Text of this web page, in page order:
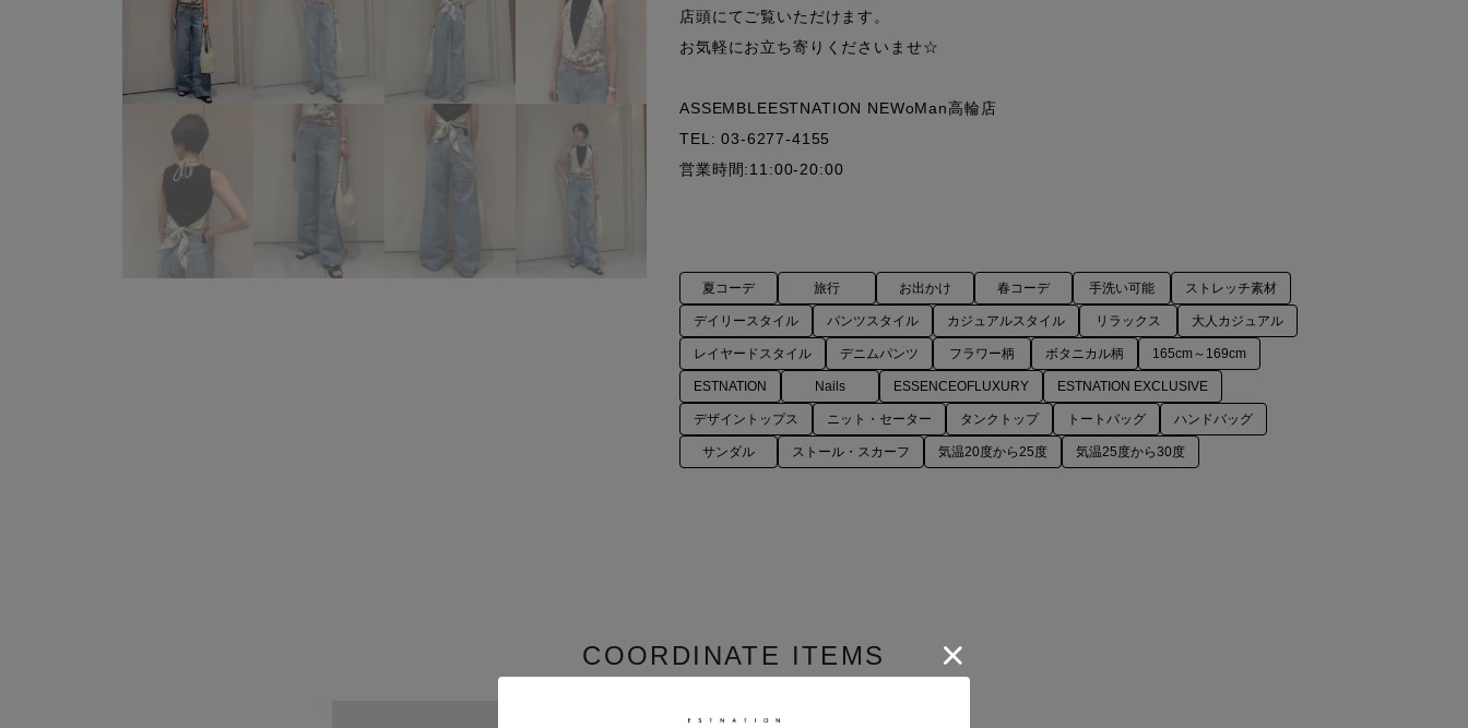
店頭にてご覧いただけます。
お気軽にお立ち寄りくださいませ☆
ASSEMBLEESTNATION NEWoMan高輪店
TEL: 03-6277-4155
営業時間:11:00-20:00
夏コーデ 旅行 お出かけ 春コーデ 手洗い可能 ストレッチ素材
デイリースタイル パンツスタイル カジュアルスタイル リラックス 大人カジュアル
レイヤードスタイル デニムパンツ フラワー柄 ボタニカル柄 165cm～169cm
ESTNATION Nails ESSENCEOFLUXURY ESTNATION EXCLUSIVE
デザイントップス ニット・セーター タンクトップ トートバッグ ハンドバッグ
サンダル ストール・スカーフ 気温20度から25度 気温25度から30度
COORDINATE ITEMS